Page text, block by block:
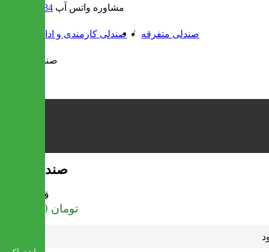
09302308484 مشاوره واتس آپ
صندلی کارمندی و اداری / صندلی متفرقه
صندلی اشک
قیمت
2,160,000 تومان